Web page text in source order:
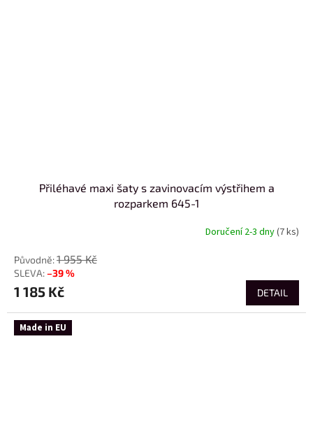
Přiléhavé maxi šaty s zavinovacím výstřihem a
rozparkem 645-1
Doručení 2-3 dny(7 ks)
1 955 Kč
–39 %
1 185 Kč DETAIL
Made in EU